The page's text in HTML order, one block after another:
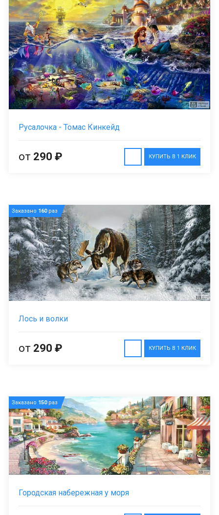
Русалочка - Томас Кинкейд
КУПИТЬ В 1 КЛИК
от 290 ₽
Заказано 160раз
Лось и волки
КУПИТЬ В 1 КЛИК
от 290 ₽
Заказано 150раз
Городская набережная у моря